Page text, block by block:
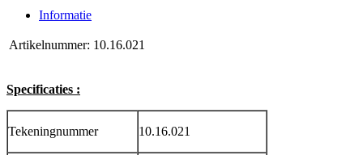
Informatie
Artikelnummer: 10.16.021
Specificaties :
Tekeningnummer 10.16.021